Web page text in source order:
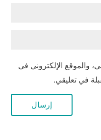
والموقع الإلكتروني في
في تعليقي.